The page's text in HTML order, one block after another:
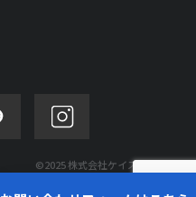
©2025 株式会社ケイズモビリティ